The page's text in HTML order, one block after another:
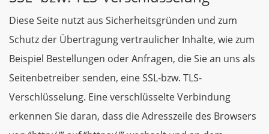
Diese Seite nutzt aus Sicherheitsgründen und zum
Schutz der Übertragung vertraulicher Inhalte, wie zum
Beispiel Bestellungen oder Anfragen, die Sie an uns als
Seitenbetreiber senden, eine SSL-bzw. TLS-
Verschlüsselung. Eine verschlüsselte Verbindung
erkennen Sie daran, dass die Adresszeile des Browsers